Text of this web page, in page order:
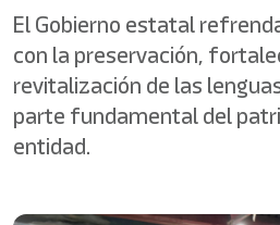
El Gobierno estatal
con la preservación,
revitalización de las
parte fundamental del
entidad.